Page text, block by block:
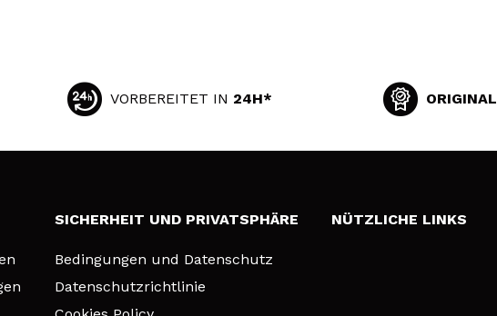
VORBEREITET IN 24H* ORIGINAL
SICHERHEIT UND PRIVATSPHÄRE
Bedingungen und Datenschutz
Datenschutzrichtlinie
NÜTZLICHE LINKS